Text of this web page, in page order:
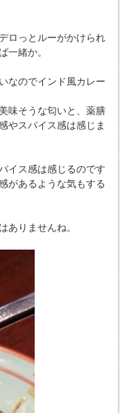
ロっとルーがかけられ
一緒か。
なのでインド風カレー
味そうな匂いと、薬膳
やスパイス感は感じま
イス感は感じるのです
があるような気もする
ありませんね。